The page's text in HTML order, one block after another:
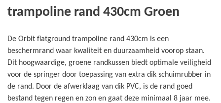
trampoline rand 430cm Groen
De Orbit flatground trampoline rand 430cm is een
beschermrand waar kwaliteit en duurzaamheid voorop staan.
Dit hoogwaardige, groene randkussen biedt optimale veiligheid
voor de springer door toepassing van extra dik schuimrubber in
de rand. Door de afwerklaag van dik PVC, is de rand goed
bestand tegen regen en zon en gaat deze minimaal 8 jaar mee.